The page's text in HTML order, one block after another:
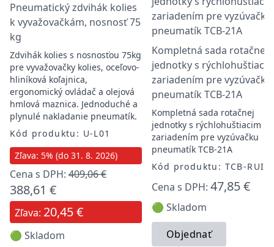
Pneumatický zdvihák kolies
k vyvažovačkám, nosnosť 75
kg
Zdvihák kolies s nosnosťou 75kg
pre vyvažovačky kolies, oceľovo-
hliníková koľajnica,
ergonomický ovládač a olejová
hmlová maznica. Jednoduché a
plynulé nakladanie pneumatík.
Kód produktu: U-L01
Zľava: 5% (do 31. 8. 2026)
Cena s DPH: 409,06 €
388,61 €
Zľava: 20,45 €
🟢 Skladom
Kompletná sada rotačnej
jednotky s
zariadením pre vyzúvačku
pneumatík TCB-21A
Kompletná sada rotačnej
jednotky s rýchlohuštiacim
zariadením pre vyzúvačku
pneumatík TCB-21A
Kód produktu: TCB-RUI
Cena s DPH: 47,85 €
🟢 Skladom
Objednať